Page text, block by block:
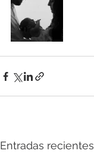
Entradas recientes